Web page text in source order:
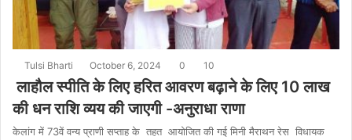
Tulsi Bharti October 6, 2024 0 10
लाहौल स्पीति के लिए हरित आवरण बढ़ाने के लिए 10 लाख
की धन राशि व्यय की जाएगी -अनुराधा राणा
केलांग में 73वें वन्य प्राणी सप्ताह के तहत आयोजित की गई मिनी मैराथन रेस विधायक